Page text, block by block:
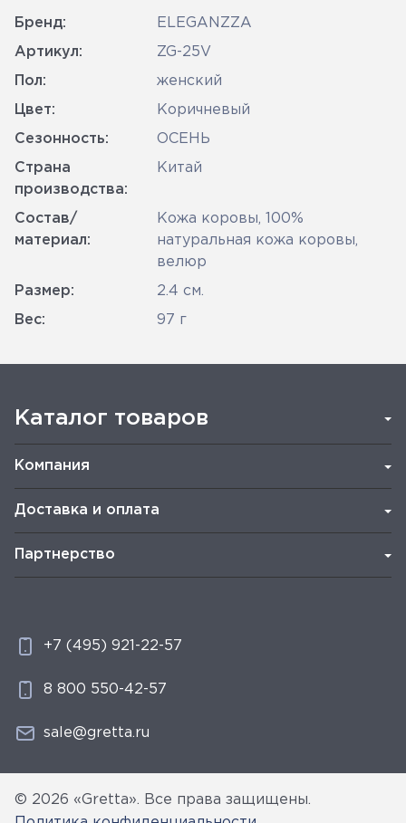
Бренд: ELEGANZZA
Артикул: ZG-25V
Пол: женский
Цвет: Коричневый
Сезонность: ОСЕНЬ
Страна
производства:
Китай
Состав/
материал:
Кожа коровы, 100%
натуральная кожа коровы,
велюр
Размер: 2.4 см.
Вес: 97 г
Каталог товаров
Компания
Доставка и оплата
Партнерство
+7 (495) 921-22-57
8 800 550-42-57
sale@gretta.ru
© 2026 «Gretta». Все права защищены.